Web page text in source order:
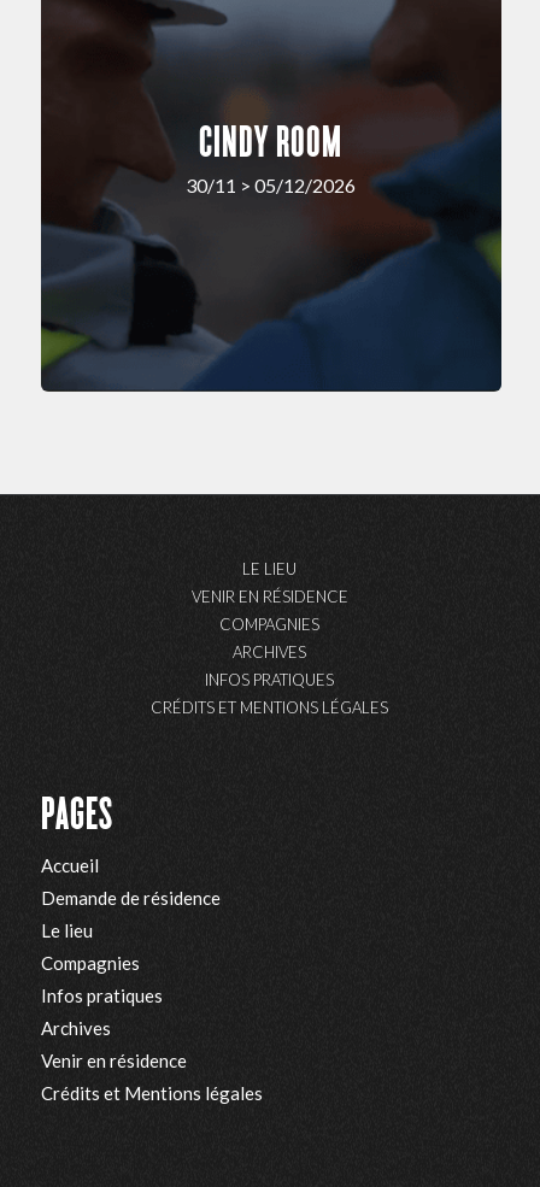
CINDY ROOM
30/11 > 05/12/2026
LE LIEU
VENIR EN RÉSIDENCE
COMPAGNIES
ARCHIVES
INFOS PRATIQUES
CRÉDITS ET MENTIONS LÉGALES
PAGES
Accueil
Demande de résidence
Le lieu
Compagnies
Infos pratiques
Archives
Venir en résidence
Crédits et Mentions légales